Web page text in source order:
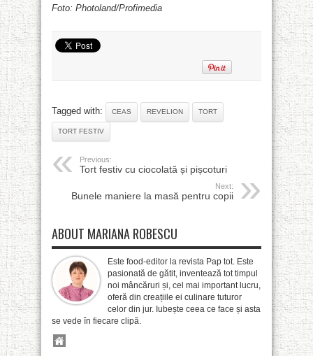
Foto: Photoland/Profimedia
Tagged with: CEAS REVELION TORT
TORT FESTIV
Previous:
Tort festiv cu ciocolată și pișcoturi
Next:
Bunele maniere la masă pentru copii
ABOUT MARIANA ROBESCU
Este food-editor la revista Pap tot. Este
pasionată de gătit, inventează tot timpul
noi mâncăruri și, cel mai important lucru,
oferă din creațiile ei culinare tuturor
celor din jur. Iubește ceea ce face și asta
se vede în fiecare clipă.